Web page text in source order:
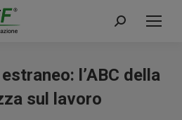
Cerca:
l’ABC della
sul lavoro